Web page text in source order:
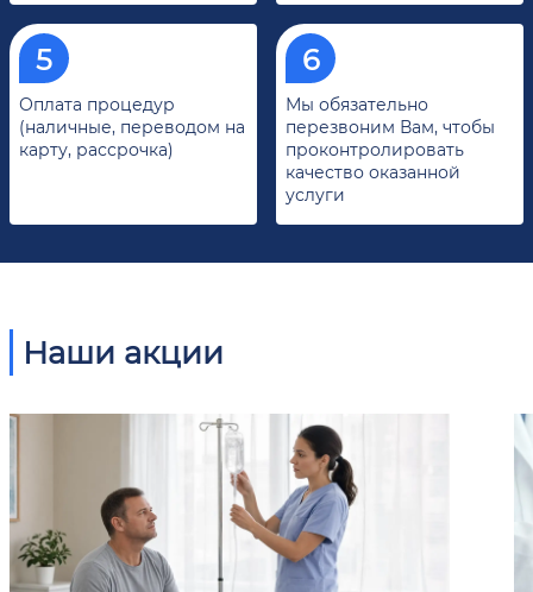
Оплата процедур
(наличные, переводом на
карту, рассрочка)
Мы обязательно
перезвоним Вам, чтобы
проконтролировать
качество оказанной
услуги
Наши акции